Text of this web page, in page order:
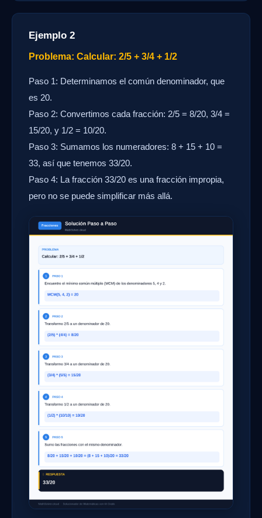
Ejemplo 2
Problema: Calcular: 2/5 + 3/4 + 1/2
Paso 1: Determinamos el común denominador, que
es 20.
Paso 2: Convertimos cada fracción: 2/5 = 8/20, 3/4 =
15/20, y 1/2 = 10/20.
Paso 3: Sumamos los numeradores: 8 + 15 + 10 =
33, así que tenemos 33/20.
Paso 4: La fracción 33/20 es una fracción impropia,
pero no se puede simplificar más allá.